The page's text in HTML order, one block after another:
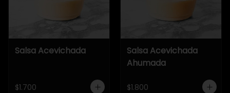
Salsa Acevichada
$1.700
Salsa Acevichada
Ahumada
$1.800